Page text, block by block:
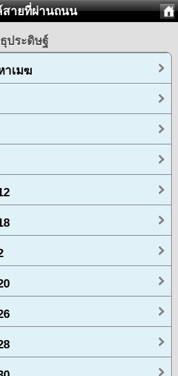
สายที่ผ่านถนน
ประดิษฐ์
าเมฆ